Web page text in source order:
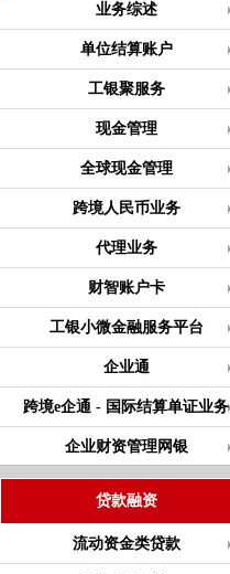
业务综述
单位结算账户
工银聚服务
现金管理
全球现金管理
跨境人民币业务
代理业务
财智账户卡
工银小微金融服务平台
企业通
跨境e企通 - 国际结算单证业务
企业财资管理网银
贷款融资
流动资金类贷款